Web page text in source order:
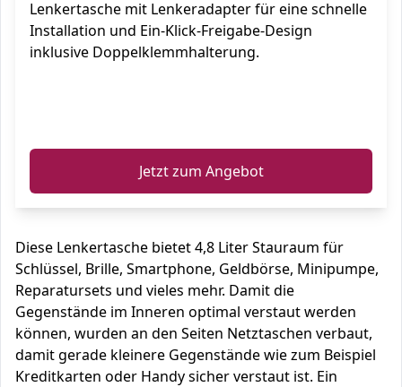
und abnehmbarem Schultergurt
Lenkertasche mit Lenkeradapter für eine schnelle
Installation und Ein-Klick-Freigabe-Design
inklusive Doppelklemmhalterung.
Jetzt zum Angebot
Diese Lenkertasche bietet 4,8 Liter Stauraum für
Schlüssel, Brille, Smartphone, Geldbörse, Minipumpe,
Reparatursets und vieles mehr. Damit die
Gegenstände im Inneren optimal verstaut werden
können, wurden an den Seiten Netztaschen verbaut,
damit gerade kleinere Gegenstände wie zum Beispiel
Kreditkarten oder Handy sicher verstaut ist. Ein